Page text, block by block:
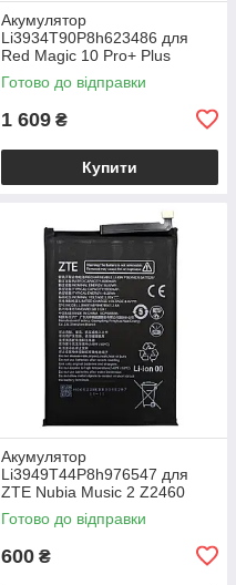
Акумулятор
Li3934T90P8h623486 для
Red Magic 10 Pro+ Plus
Готово до відправки
1 609 ₴
Купити
Акумулятор
Li3949T44P8h976547 для
ZTE Nubia Music 2 Z2460
Готово до відправки
600 ₴